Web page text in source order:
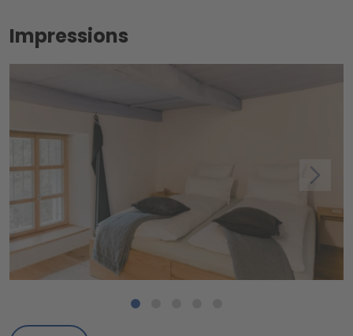
Impressions